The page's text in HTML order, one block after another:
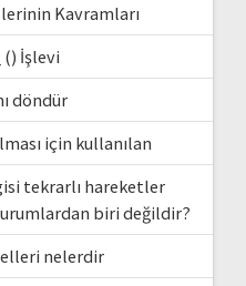
Kavramları
() İşlevi
döndür
için kullanılan
tekrarlı hareketler
biri değildir?
nelerdir